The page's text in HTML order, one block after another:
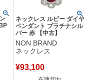
ネックレス ルビー ダイヤ
ペンダント プラチナシル
バー 赤 【中古】
NON BRAND
ネックレス
¥93,100